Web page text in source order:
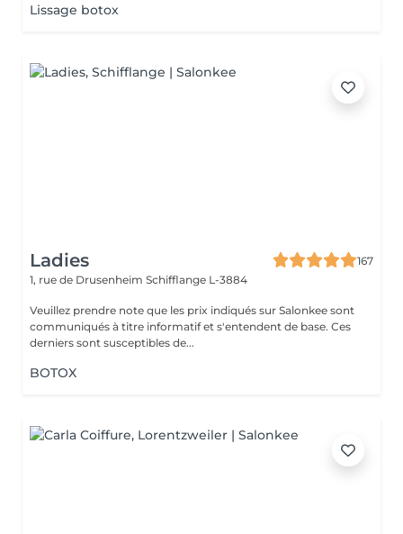
Lissage botox
Ladies
167
1, rue de Drusenheim Schifflange L-3884
Veuillez prendre note que les prix indiqués sur Salonkee sont
communiqués à titre informatif et s'entendent de base. Ces
derniers sont susceptibles de...
BOTOX